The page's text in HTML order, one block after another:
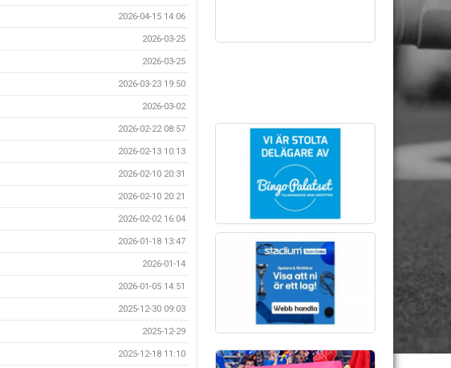
2026-04-15 14:06
2026-03-25
2026-03-25
2026-03-23 19:50
2026-03-02
2026-02-22 08:57
2026-02-13 10:13
2026-02-10 20:31
2026-02-10 20:21
2026-02-02 16:04
2026-01-18 13:47
2026-01-14
2026-01-05 14:51
2025-12-30 09:03
2025-12-29
2025-12-18 11:10